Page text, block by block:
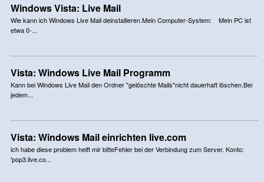
Windows Vista: Live Mail
Wie kann ich Windows Live Mail deinstallieren.Mein Computer-System: Mein PC ist
etwa 0-...
Vista: Windows Live Mail Programm
Kann bei Windows Live Mail den Ordner "gelöschte Mails"nicht dauerhaft löschen.Bei
jedem...
Vista: Windows Mail einrichten live.com
ich habe diese problem helft mir bitteFehler bei der Verbindung zum Server. Konto:
'pop3.live.co...